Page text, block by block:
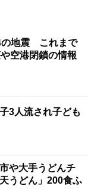
の地震 これまで
空港閉鎖の情報
3人流され子ども
や大手うどんチ
うどん」200食ふ